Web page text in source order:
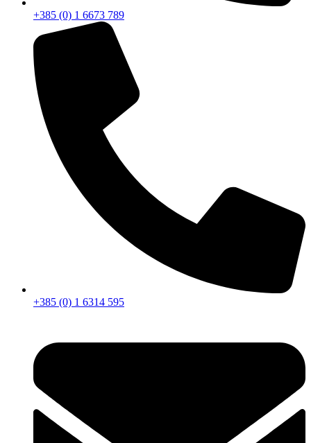
+385 (0) 1 6673 789
+385 (0) 1 6314 595